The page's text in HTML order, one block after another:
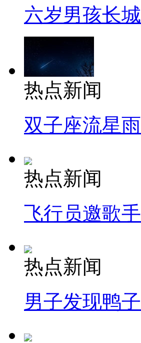
六岁男孩长
热点新闻
双子座流星
热点新闻
飞行员邀歌
热点新闻
男子发现鸭